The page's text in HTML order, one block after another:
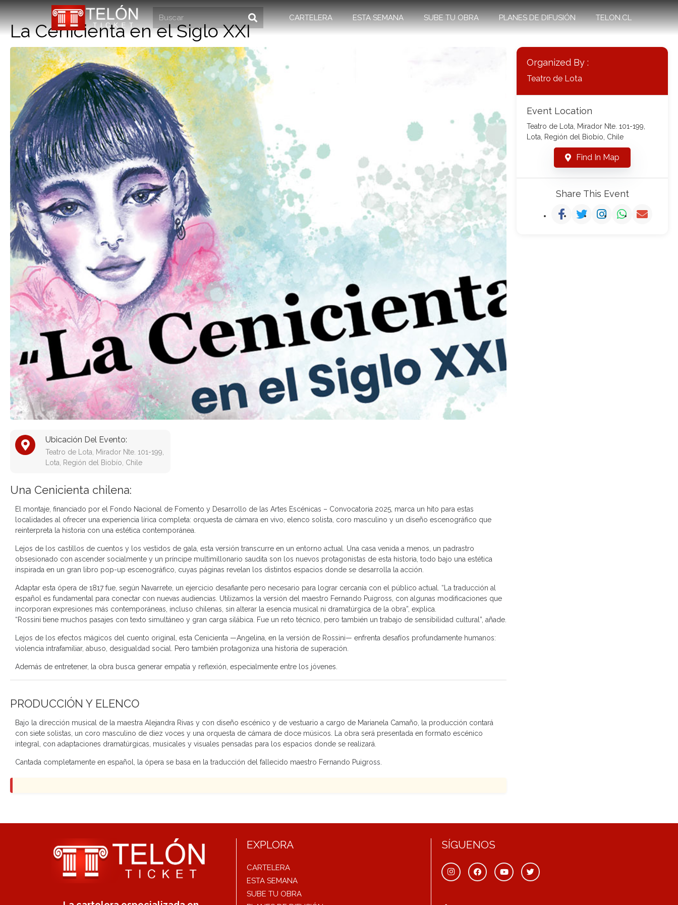
CARTELERA ESTA SEMANA SUBE TU OBRA PLANES DE DIFUSIÓN TELON.CL
La Cenicienta en el Siglo XXI
Ubicación Del Evento:
Teatro de Lota, Mirador Nte. 101-199,
Lota, Región del Biobío, Chile
Una Cenicienta chilena:
El montaje, financiado por el Fondo Nacional de Fomento y Desarrollo de las Artes Escénicas – Convocatoria 2025, marca un hito para estas
localidades al ofrecer una experiencia lírica completa: orquesta de cámara en vivo, elenco solista, coro masculino y un diseño escenográfico que
reinterpreta la historia con una estética contemporánea.
Lejos de los castillos de cuentos y los vestidos de gala, esta versión transcurre en un entorno actual. Una casa venida a menos, un padrastro
obsesionado con ascender socialmente y un príncipe multimillonario saudita son los nuevos protagonistas de esta historia, todo bajo una estética
inspirada en un gran libro pop-up escenográfico, cuyas páginas revelan los distintos espacios donde se desarrolla la acción.
Adaptar esta ópera de 1817 fue, según Navarrete, un ejercicio desafiante pero necesario para lograr cercanía con el público actual. “La traducción al
español es fundamental para conectar con nuevas audiencias. Utilizamos la versión del maestro Fernando Puigross, con algunas modificaciones que
incorporan expresiones más contemporáneas, incluso chilenas, sin alterar la esencia musical ni dramatúrgica de la obra”, explica.
“Rossini tiene muchos pasajes con texto simultáneo y gran carga silábica. Fue un reto técnico, pero también un trabajo de sensibilidad cultural”, añade.
Lejos de los efectos mágicos del cuento original, esta Cenicienta —Angelina, en la versión de Rossini— enfrenta desafíos profundamente humanos:
violencia intrafamiliar, abuso, desigualdad social. Pero también protagoniza una historia de superación.
Además de entretener, la obra busca generar empatía y reflexión, especialmente entre los jóvenes.
PRODUCCIÓN Y ELENCO
Bajo la dirección musical de la maestra Alejandra Rivas y con diseño escénico y de vestuario a cargo de Marianela Camaño, la producción contará
con siete solistas, un coro masculino de diez voces y una orquesta de cámara de doce músicos. La obra será presentada en formato escénico
integral, con adaptaciones dramatúrgicas, musicales y visuales pensadas para los espacios donde se realizará.
Cantada completamente en español, la ópera se basa en la traducción del fallecido maestro Fernando Puigross.
Organized By :
Teatro de Lota
Event Location
Teatro de Lota, Mirador Nte. 101-199,
Lota, Región del Biobío, Chile
Find In Map
Share This Event
EXPLORA
CARTELERA
ESTA SEMANA
SUBE TU OBRA
SÍGUENOS